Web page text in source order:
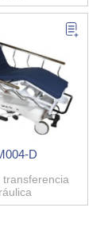
D
transferencia